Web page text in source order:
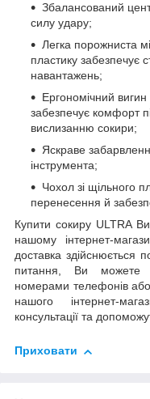
Збалансований
силу удару;
Легка порожниста
пластику забезпечує
навантажень;
Ергономічний
забезпечує комфорт
вислизанню сокири;
Яскраве
інструмента;
Чохол зі щільного
перенесення й
Купити сокиру ULTRA
нашому інтернет-
доставка здійснюється
питання, Ви можете
номерами телефонів або
нашого інтернет-
консультації та
Приховати